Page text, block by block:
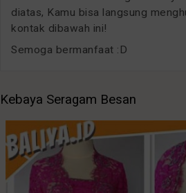
diatas, Kamu bisa langsung
kontak dibawah ini!
Semoga bermanfaat :D
Kebaya Seragam Besan